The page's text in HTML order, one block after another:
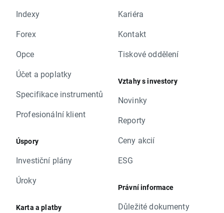
Indexy
Forex
Opce
Účet a poplatky
Specifikace instrumentů
Profesionální klient
Úspory
Investiční plány
Úroky
Karta a platby
Kariéra
Kontakt
Tiskové oddělení
Vztahy s investory
Novinky
Reporty
Ceny akcií
ESG
Právní informace
Důležité dokumenty